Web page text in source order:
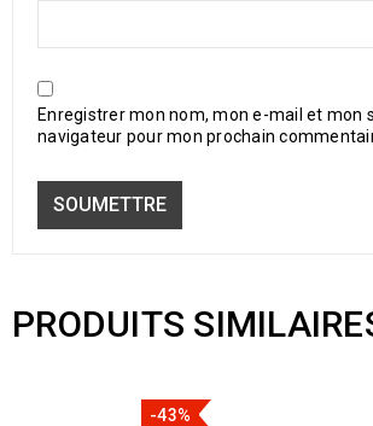
Enregistrer mon nom, mon e-mail et mon
navigateur pour mon prochain
PRODUITS
-43%